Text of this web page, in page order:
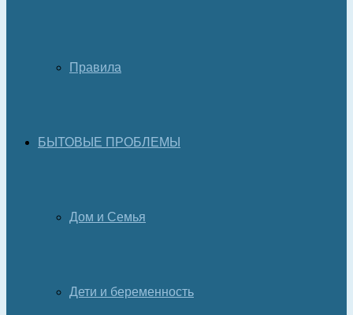
Правила
БЫТОВЫЕ ПРОБЛЕМЫ
Дом и Семья
Дети и беременность